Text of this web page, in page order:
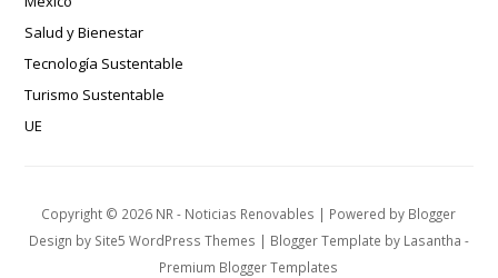
Salud y Bienestar
Tecnología Sustentable
Turismo Sustentable
UE
Copyright © 2026 NR - Noticias Renovables | Powered by Blogger
Design by Site5 WordPress Themes | Blogger Template by Lasantha -
Premium Blogger Templates